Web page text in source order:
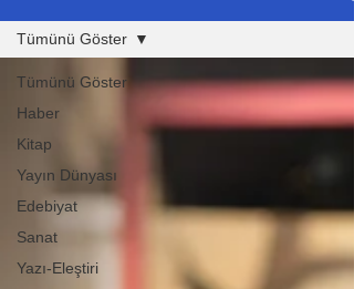
Tümünü Göster
Haber
Kitap
Yayın Dünyası
Edebiyat
Sanat
Yazı-Eleştiri
Tümünü Göster